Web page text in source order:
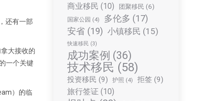
还有一部
大接收的
一个关键
）的临
商业移民 (10) 团聚移民 (6)
国家公园 (4) 多伦多 (17)
安省 (19) 小镇移民 (15)
快速移民 (3)
成功案例 (36)
技术移民 (58)
投资移民 (9) 护照 (4) 拒签 (9)
旅行签证 (10)